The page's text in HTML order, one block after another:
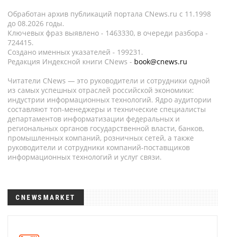
Обработан архив публикаций портала CNews.ru c 11.1998
до 08.2026 годы.
Ключевых фраз выявлено - 1463330, в очереди разбора -
724415.
Создано именных указателей - 199231.
Редакция Индексной книги CNews - book@cnews.ru
Читатели CNews — это руководители и сотрудники одной
из самых успешных отраслей российской экономики:
индустрии информационных технологий. Ядро аудитории
составляют топ-менеджеры и технические специалисты
департаментов информатизации федеральных и
региональных органов государственной власти, банков,
промышленных компаний, розничных сетей, а также
руководители и сотрудники компаний-поставщиков
информационных технологий и услуг связи.
CNEWSMARKET